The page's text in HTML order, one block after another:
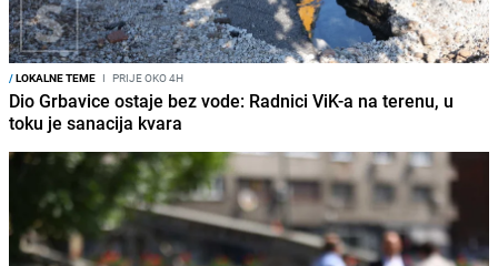
/LOKALNE TEME I PRIJE OKO 4H
Dio Grbavice ostaje bez vode: Radnici ViK-a na terenu, u
toku je sanacija kvara